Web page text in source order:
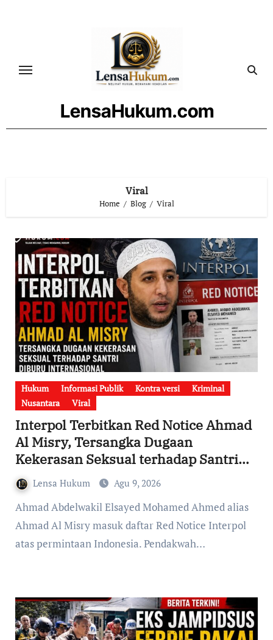
LensaHukum.com
Viral
Home Blog Viral
Hukum Informasi Publik Kontra versi
Kriminal
Nusantara
Viral
Interpol Terbitkan Red Notice Ahmad
Al Misry, Tersangka Dugaan
Kekerasan Seksual terhadap Santri
Kini Diburu Internasional
Lensa Hukum Agu 9, 2026
Ahmad Abdelwakil Elsayed Mohamed Ahmed alias
Ahmad Al Misry masuk daftar Red Notice Interpol
atas permintaan Indonesia. Pendakwah…